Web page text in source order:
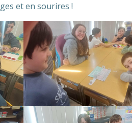
et en sourires !